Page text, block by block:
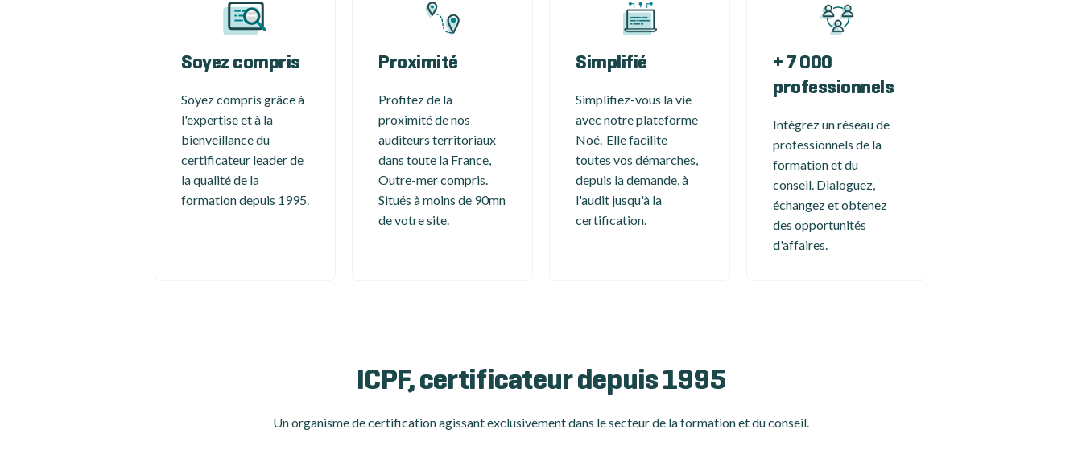
Soyez compris
Soyez compris grâce à
l'expertise et à la
bienveillance du
certificateur leader de
la qualité de la
formation depuis 1995.
Proximité
Profitez de la
proximité de nos
auditeurs territoriaux
dans toute la France,
Outre-mer compris.
Situés à moins de 90mn
de votre site.
Simplifié
Simplifiez-vous la vie
avec notre plateforme
Noé. Elle facilite
toutes vos démarches,
depuis la demande, à
l'audit jusqu'à la
certification.
+ 7 000
professionnels
Intégrez un réseau de
professionnels de la
formation et du
conseil. Dialoguez,
échangez et obtenez
des opportunités
d'affaires.
ICPF, certificateur depuis 1995
Un organisme de certificationagissant exclusivement dans le secteur de la formation et du conseil.